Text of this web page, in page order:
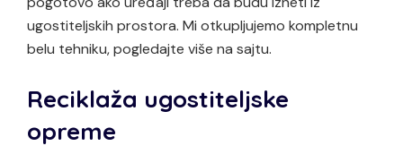
ugostiteljskih prostora. Mi otkupljujemo kompletnu
belu tehniku, pogledajte više na sajtu.
Reciklaža ugostiteljske
opreme